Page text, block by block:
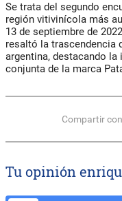
Se trata del segundo
región vitivinícola más
13 de septiembre de
resaltó la trascendencia
argentina, destacando
conjunta de la marca
Compartir
Tu opinión